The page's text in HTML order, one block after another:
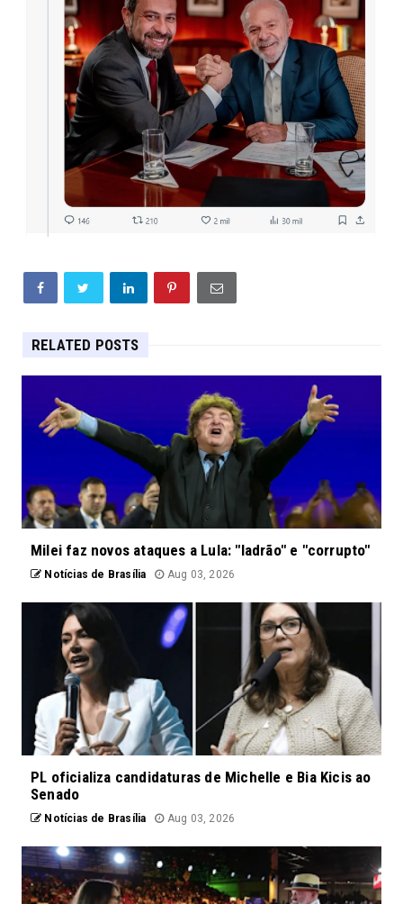
RELATED POSTS
Milei faz novos ataques a Lula: "ladrão" e "corrupto"
Notícias de Brasília Aug 03, 2026
PL oficializa candidaturas de Michelle e Bia Kicis ao
Senado
Notícias de Brasília Aug 03, 2026